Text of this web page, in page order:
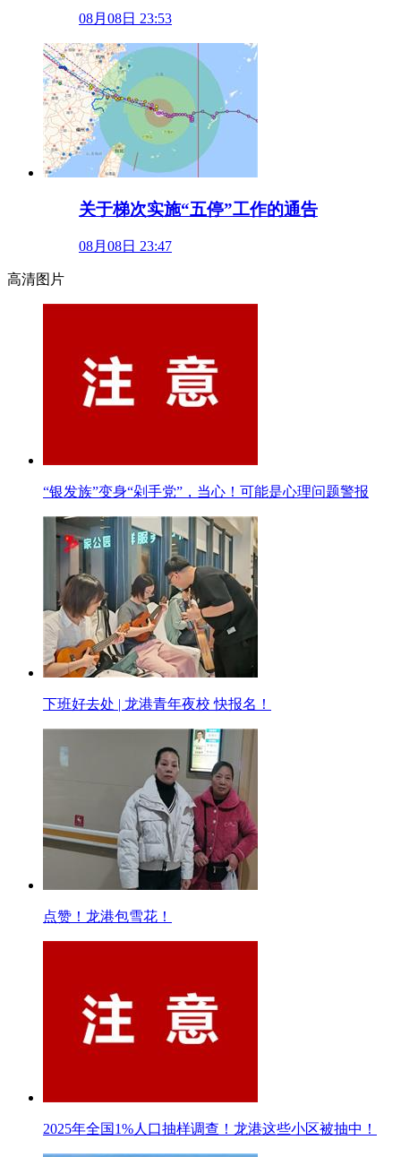
08月08日 23:53
关于梯次实施“五停”工作的通告
08月08日 23:47
高清图片
“银发族”变身“剁手党”，当心！可能是心理问题警报
下班好去处 | 龙港青年夜校 快报名！
点赞！龙港包雪花！
2025年全国1%人口抽样调查！龙港这些小区被抽中！